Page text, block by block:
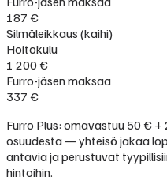
187 €
Silmäleikkaus (kaihi)
Hoitokulu
1 200 €
Furro-jäsen maksaa
337 €
Furro Plus: omavastuu 50 €
osuudesta — yhteisö jakaa
antavia ja perustuvat
hintoihin.